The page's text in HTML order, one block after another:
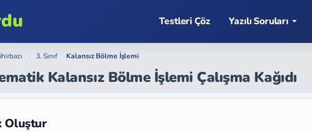
Testleri Çöz Yazılı Soruları
› 3. Sınıf › Kalansız Bölme İşlemi
Kalansız Bölme İşlemi Çalışma Kağıdı
Oluştur